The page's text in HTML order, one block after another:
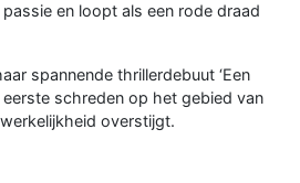
en loopt als een rode draad
spannende thrillerdebuut ‘Een
eerste schreden op het gebied van
overstijgt.